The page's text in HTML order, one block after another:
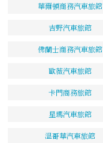
華爾頓商務汽車旅館
吉野汽車旅館
佛蘭士商務汽車旅館
歐薇汽車旅館
卡門商務旅館
星瑪汽車旅館
溫哥華汽車旅館